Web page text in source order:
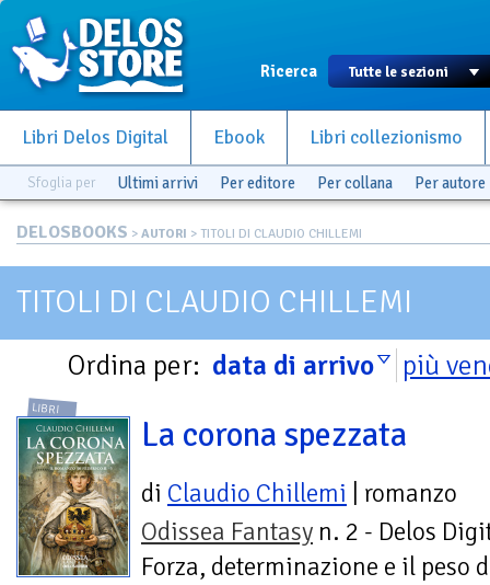
Ricerca
Libri Delos Digital Ebook Libri collezionismo
Sfoglia per Ultimi arrivi Per editore Per collana Per autore
DELOSBOOKS > AUTORI > TITOLI DI CLAUDIO CHILLEMI
TITOLI DI CLAUDIO CHILLEMI
Ordina per: data di arrivo più
LIBRI
La corona spezzata
di Claudio Chillemi | romanzo
Odissea Fantasy n. 2 - Delos
Forza, determinazione e il peso